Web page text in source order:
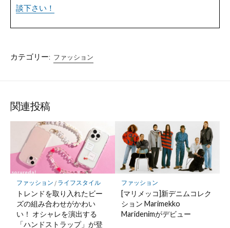
談下さい！
カテゴリー: ファッション
関連投稿
ファッション / ライフスタイル
トレンドを取り入れたビー
ズの組み合わせがかわい
い！ オシャレを演出する
「ハンドストラップ」が登
ファッション
[マリメッコ]新デニムコレク
ション Marimekko
Maridenimがデビュー